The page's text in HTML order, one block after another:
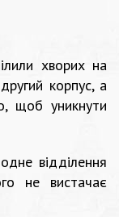
хворих на
корпус, а
щоб уникнути
відділення
не вистачає